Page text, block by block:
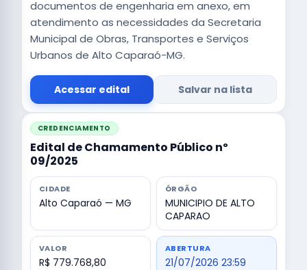
documentos de engenharia em anexo, em
atendimento as necessidades da Secretaria
Municipal de Obras, Transportes e Serviços
Urbanos de Alto Caparaó-MG.
Acessar edital Salvar na lista
CREDENCIAMENTO
Edital de Chamamento Público nº
09/2025
CIDADE
Alto Caparaó — MG
ÓRGÃO
MUNICIPIO DE ALTO
CAPARAO
VALOR
R$ 779.768,80
ABERTURA
21/07/2026 23:59